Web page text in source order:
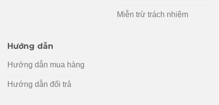
Miễn trừ trách nhiệm
Hướng dẫn
Hướng dẫn mua hàng
Hướng dẫn đổi trả